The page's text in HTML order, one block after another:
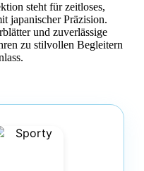
steht für zeitloses,
japanischer Präzision.
und zuverlässige
zu stilvollen Begleitern